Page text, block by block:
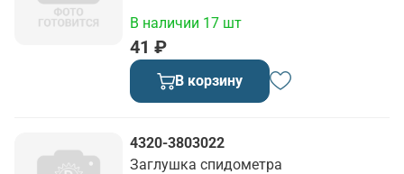
41 ₽
В наличии 17 шт
В корзину
4320-3803022
Заглушка спидометра